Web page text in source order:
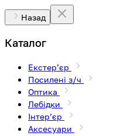
Назад
Каталог
Екстерʼєр
Посилені з/ч
Оптика
Лебідки
Інтерʼєр
Аксесуари